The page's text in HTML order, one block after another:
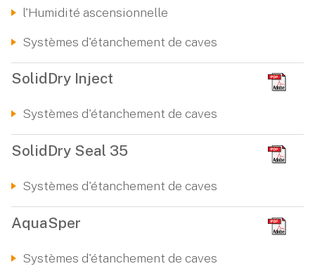
l'Humidité ascensionnelle
Systèmes d'étanchement de caves
SolidDry Inject
Systèmes d'étanchement de caves
SolidDry Seal 35
Systèmes d'étanchement de caves
AquaSper
Systèmes d'étanchement de caves